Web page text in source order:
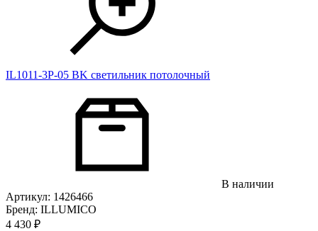
IL1011-3P-05 BK светильник потолочный
В наличии
Артикул: 1426466
Бренд: ILLUMICO
4 430 ₽